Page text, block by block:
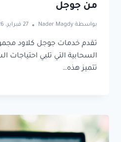
من جوجل
بواسطة Nader Magdy 27 فبراير، 2026
تقدم خدمات جوجل كلاود
السحابية التي تلبي
تتميز هذه…